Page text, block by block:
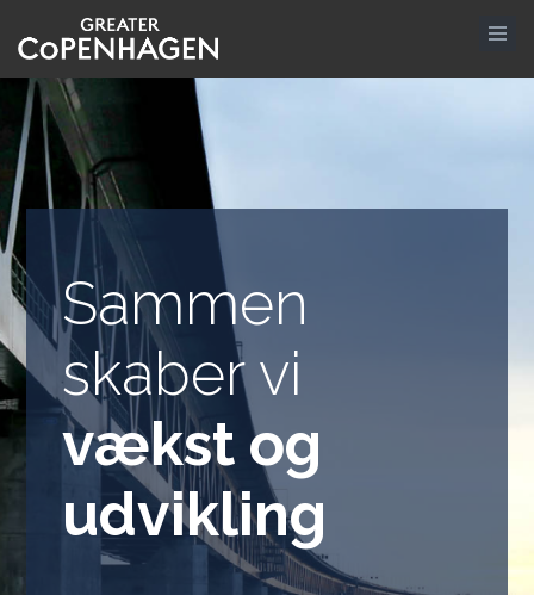
hovedindhold
Sammen
skaber vi
vækst og
udvikling